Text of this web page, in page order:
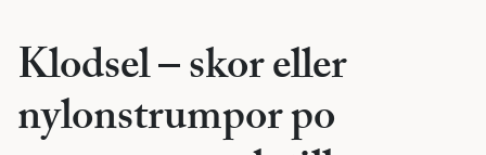
Klodsel – skor eller
nylonstrumpor po